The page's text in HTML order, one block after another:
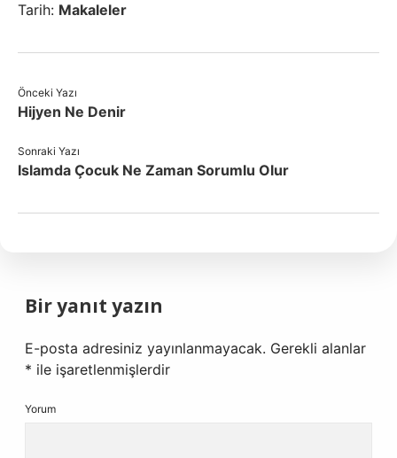
Tarih: Makaleler
Önceki Yazı
Hijyen Ne Denir
Sonraki Yazı
Islamda Çocuk Ne Zaman Sorumlu Olur
Bir yanıt yazın
E-posta adresiniz yayınlanmayacak. Gerekli alanlar
* ile işaretlenmişlerdir
Yorum